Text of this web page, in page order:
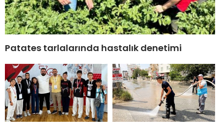
Patates tarlalarında hastalık denetimi